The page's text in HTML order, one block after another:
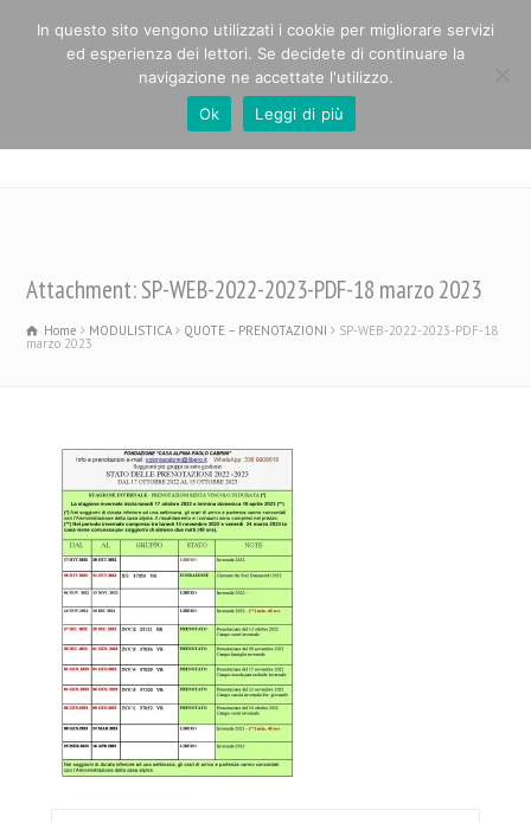
Casa Alpina Paolo Cabrini
Attachment: SP-WEB-2022-2023-PDF-18 marzo 2023
Home MODULISTICA QUOTE – PRENOTAZIONI SP-WEB-2022-2023-PDF-18
marzo 2023
In questo sito vengono utilizzati i cookie per migliorare servizi
ed esperienza dei lettori. Se decidete di continuare la
navigazione ne accettate l'utilizzo.
Ok
Leggi di più